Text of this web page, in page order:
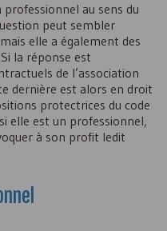
au sens du
peut sembler
elle a également des
la réponse est
de l’association
dernière est alors en droit
protectrices du code
elle est un professionnel,
à son profit ledit